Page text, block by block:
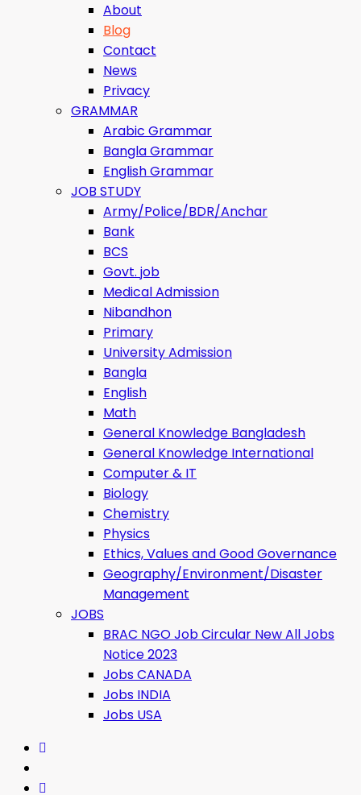
About
Blog
Contact
News
Privacy
GRAMMAR
Arabic Grammar
Bangla Grammar
English Grammar
JOB STUDY
Army/Police/BDR/Anchar
Bank
BCS
Govt. job
Medical Admission
Nibandhon
Primary
University Admission
Bangla
English
Math
General Knowledge Bangladesh
General Knowledge International
Computer & IT
Biology
Chemistry
Physics
Ethics, Values ​​and Good Governance
Geography/Environment/Disaster
Management
JOBS
BRAC NGO Job Circular New All Jobs
Notice 2023
Jobs CANADA
Jobs INDIA
Jobs USA